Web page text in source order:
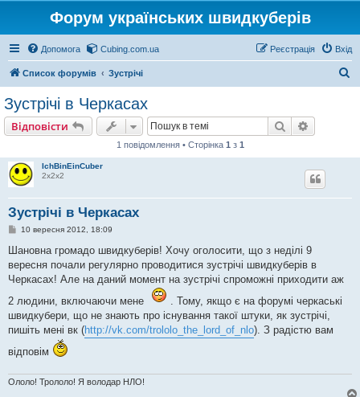
Форум українських швидкуберів
Допомога Cubing.com.ua Вхід
Реєстрація
Список форумів Зустрічі
Зустрічі в Черкасах
Відповісти Пошук
1 повідомлення • Сторінка 1 з 1
IchBinEinCuber
2х2х2
Зустрічі в Черкасах
П
в
д
о
м
е
н
я
10 вересня 2012, 18:09
Шановна громадо швидкуберів! Хочу оголосити, що з неділі 9
вересня почали регулярно проводитися зустрічі швидкуберів в
Черкасах! Але на даний момент на зустрічі спроможні приходити аж
2 людини, включаючи мене
. Тому, якщо є на форумі черкаські
швидкубери, що не знають про існування такої штуки, як зустрічі,
пишіть мені вк (http://vk.com/trololo_the_lord_of_nlo). З радістю вам
відповім
Ололо! Трололо! Я володар НЛО!